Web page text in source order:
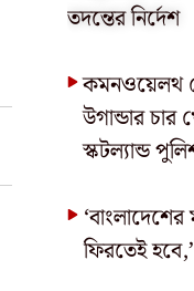
তদন্তের নির্দেশ
কমনওয়েলথ
উগান্ডার
স্কটল্যান্ড
ফিরতেই